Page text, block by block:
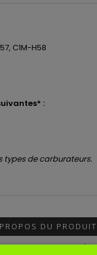
C1M-H58
:
types de carburateurs.
DU PRODUIT
6